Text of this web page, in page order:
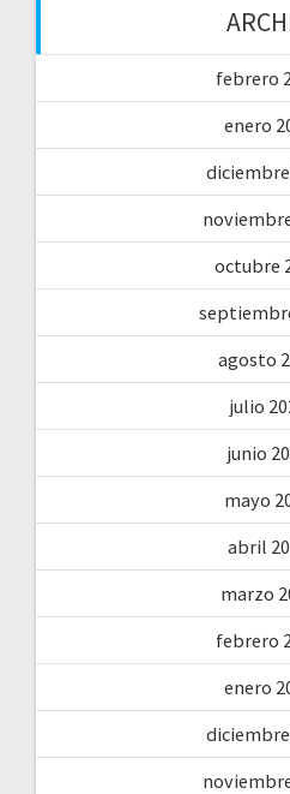
febrero
enero
diciembre
octubre
agosto
julio
junio
mayo
abril
marzo
febrero
enero